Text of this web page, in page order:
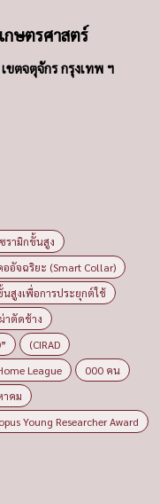
กษตรศาสตร์
ขตจตุจักร กรุงเทพ ฯ
รามิกขั้นสูง
อัจฉริยะ (Smart Collar)
สูงเพื่อการประยุกต์ใช้
าตัดช้าง
(CIRAD
League
000 คน
าคม
Young Researcher Award